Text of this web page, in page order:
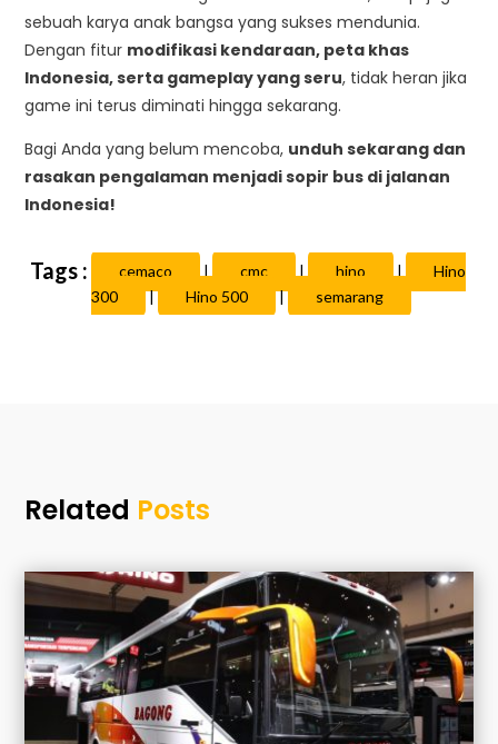
sebuah karya anak bangsa yang sukses mendunia.
Dengan fitur modifikasi kendaraan, peta khas
Indonesia, serta gameplay yang seru, tidak heran jika
game ini terus diminati hingga sekarang.
Bagi Anda yang belum mencoba, unduh sekarang dan
rasakan pengalaman menjadi sopir bus di jalanan
Indonesia!
cemaco | cmc | hino |
Hino
300
| Hino 500 | semarang
Related Posts